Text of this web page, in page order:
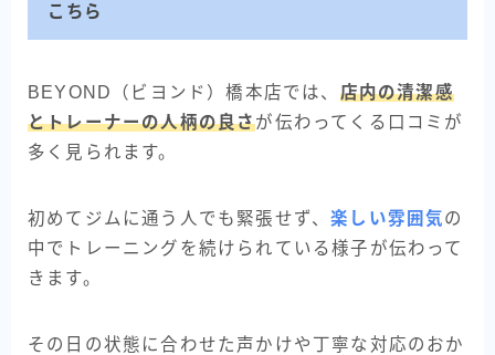
こちら
BEYOND（ビヨンド）橋本店では、 店内の清潔感
とトレーナーの人柄の良さが伝わってくる口コミが
多く見られます。
初めてジムに通う人でも緊張せず、楽しい雰囲気の
中でトレーニングを続けられている様子が伝わって
きます。
その日の状態に合わせた声かけや丁寧な対応のおか